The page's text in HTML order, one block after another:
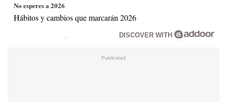
No esperes a 2026
Hábitos y cambios que marcarán 2026
DISCOVER WITH